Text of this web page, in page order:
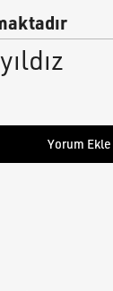
yıldız
Yorum Ekle